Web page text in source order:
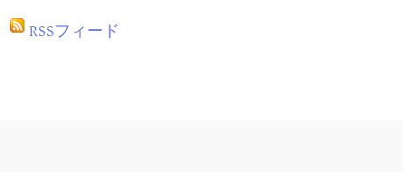
RSSフィード